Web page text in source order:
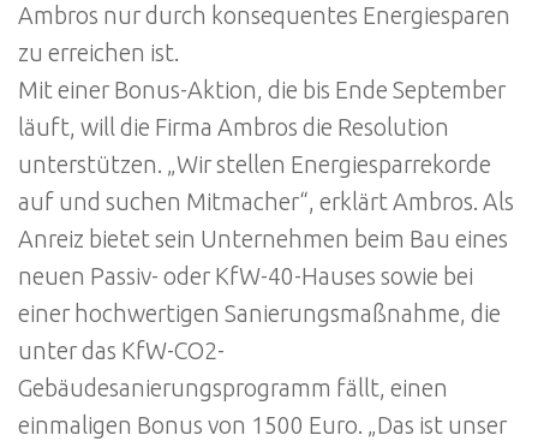
Ambros nur durch konsequentes Energiesparen
zu erreichen ist.
Mit einer Bonus-Aktion, die bis Ende September
läuft, will die Firma Ambros die Resolution
unterstützen. „Wir stellen Energiesparrekorde
auf und suchen Mitmacher“, erklärt Ambros. Als
Anreiz bietet sein Unternehmen beim Bau eines
neuen Passiv- oder KfW-40-Hauses sowie bei
einer hochwertigen Sanierungsmaßnahme, die
unter das KfW-CO2-
Gebäudesanierungsprogramm fällt, einen
einmaligen Bonus von 1500 Euro. „Das ist unser